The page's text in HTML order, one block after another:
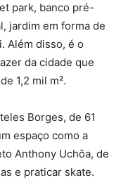
park, banco pré-
jardim em forma de
Além disso, é o
da cidade que
1,2 mil m².
Borges, de 61
espaço como a
Anthony Uchôa, de
e praticar skate.